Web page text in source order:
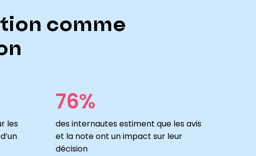
comme
les
76%
des internautes estiment que les avis
et la note ont un impact sur leur
décision